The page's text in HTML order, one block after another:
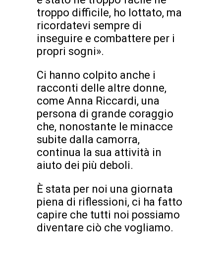
troppo difficile, ho lottato, ma
ricordatevi sempre di
inseguire e combattere per i
propri sogni».
Ci hanno colpito anche i
racconti delle altre donne,
come Anna Riccardi, una
persona di grande coraggio
che, nonostante le minacce
subite dalla camorra,
continua la sua attività in
aiuto dei più deboli.
È stata per noi una giornata
piena di riflessioni, ci ha fatto
capire che tutti noi possiamo
diventare ciò che vogliamo.